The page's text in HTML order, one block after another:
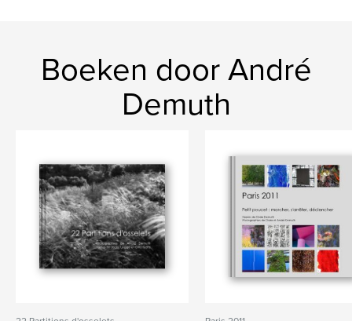
Boeken door André
Demuth